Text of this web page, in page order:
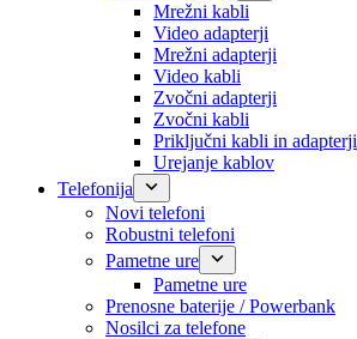
Mrežni kabli
Video adapterji
Mrežni adapterji
Video kabli
Zvočni adapterji
Zvočni kabli
Priključni kabli in adapterji
Urejanje kablov
Telefonija
Novi telefoni
Robustni telefoni
Pametne ure
Pametne ure
Prenosne baterije / Powerbank
Nosilci za telefone